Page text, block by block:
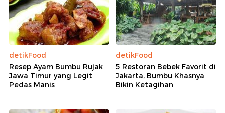
detikFood
Resep Ayam Bumbu Rujak
Jawa Timur yang Legit
Pedas Manis
detikFood
5 Restoran Bebek Favorit di
Jakarta, Bumbu Khasnya
Bikin Ketagihan